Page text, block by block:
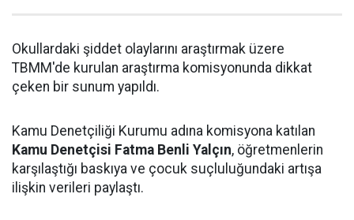
Okullardaki şiddet olaylarını araştırmak üzere
TBMM'de kurulan araştırma komisyonunda dikkat
çeken bir sunum yapıldı.
Kamu Denetçiliği Kurumu adına komisyona katılan
Kamu Denetçisi Fatma Benli Yalçın, öğretmenlerin
karşılaştığı baskıya ve çocuk suçluluğundaki artışa
ilişkin verileri paylaştı.